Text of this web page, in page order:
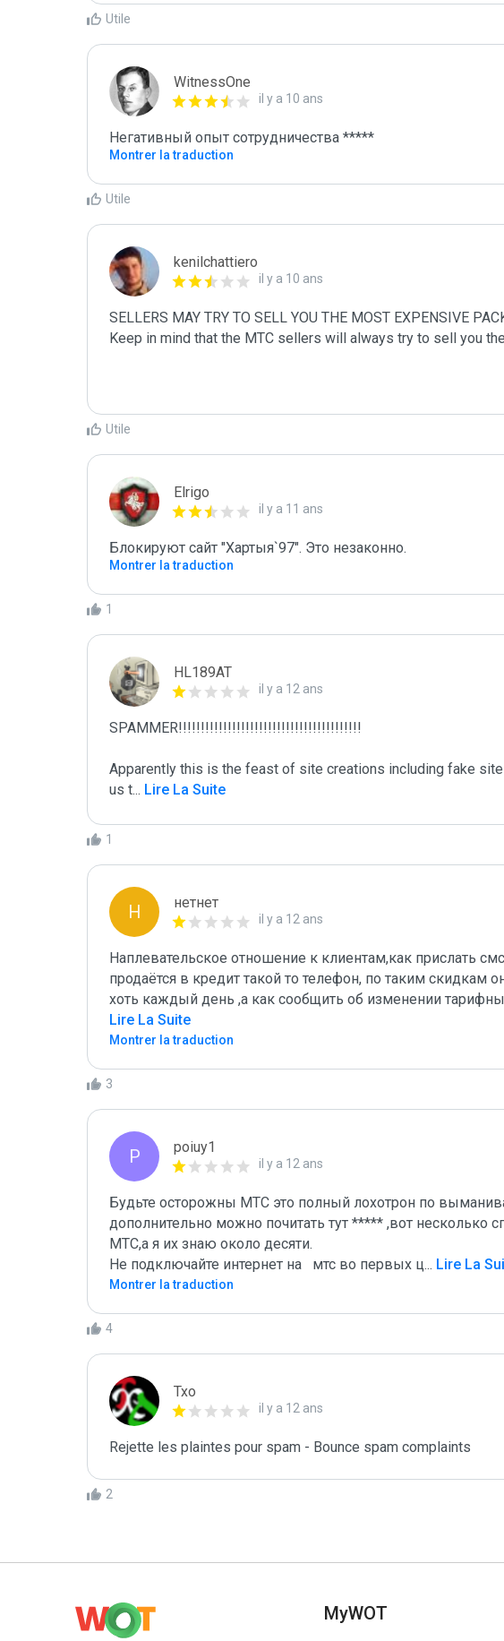
Utile
WitnessOne
il y a 10 ans
Негативный опыт сотрудничества *****
Montrer la traduction
Utile
kenilchattiero
il y a 10 ans
SELLERS MAY TRY TO SELL YOU THE MOST EXPENSIVE
Keep in mind that the MTC sellers will always try to sell you
Utile
Elrigo
il y a 11 ans
Блокируют сайт "Хартыя`97". Это незаконно.
Montrer la traduction
1
HL189AT
il y a 12 ans
SPAMMER!!!!!!!!!!!!!!!!!!!!!!!!!!!!!!!!!!!!!!!!!
Apparently this is the feast of site creations including fake
us t... Lire La Suite
1
Н нетнет
il y a 12 ans
Наплевательское отношение к клиентам,как прислать
продаётся в кредит такой то телефон, по таким скидкам
хоть каждый день ,а как сообщить об изменении
Lire La Suite
Montrer la traduction
3
P poiuy1
il y a 12 ans
Будьте осторожны МТС это полный лохотрон по
дополнительно можно почитать тут ***** ,вот несколько
МТС,а я их знаю около десяти.
Не подключайте интернет на   мтс во первых ц... Lire La
Montrer la traduction
4
Txo
il y a 12 ans
Rejette les plaintes pour spam - Bounce spam complaints
2
MyWOT